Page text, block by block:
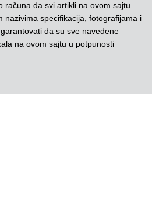
računa da svi artikli na ovom sajtu
nazivima specifikacija, fotografijama i
da su sve navedene
na ovom sajtu u potpunosti